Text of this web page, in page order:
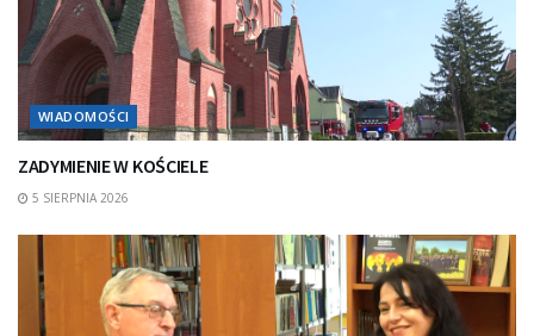
WIADOMOŚCI
ZADYMIENIE W KOŚCIELE
5 SIERPNIA 2026